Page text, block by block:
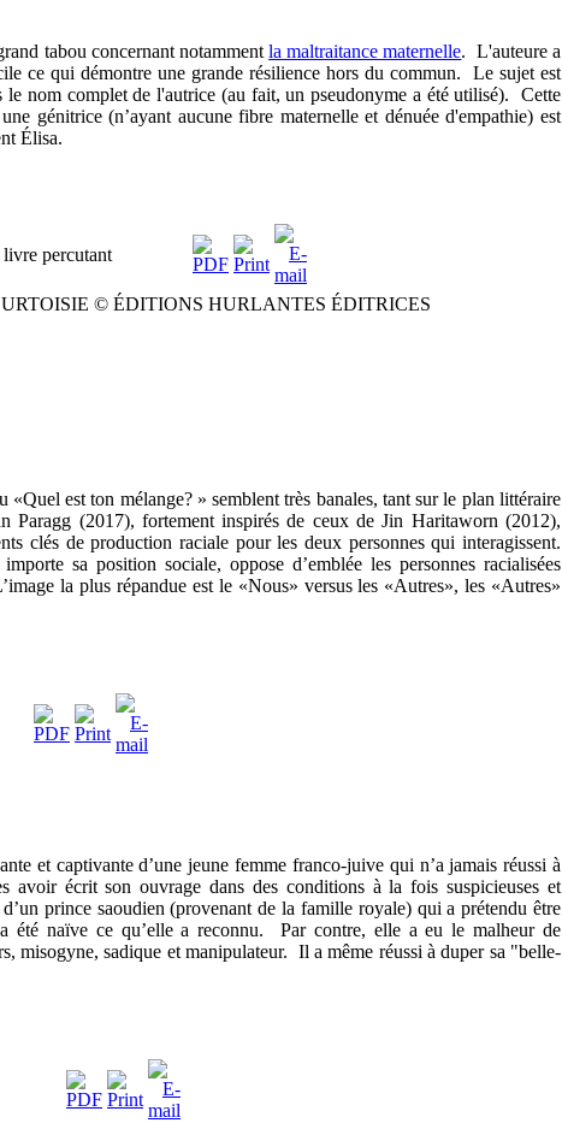
tabou concernant notammentla maltraitance maternelle. L'auteure a
ce qui démontre une grande résilience hors du commun. Le sujet est
nom complet de l'autrice (au fait, un pseudonyme a été utilisé). Cette
génitrice (n’ayant aucune fibre maternelle et dénuée d'empathie) est
Élisa.
percutant
© ÉDITIONS HURLANTES ÉDITRICES
«Quel est ton mélange? » semblent très banales, tant sur le plan littéraire
Paragg (2017), fortement inspirés de ceux de Jin Haritaworn (2012),
clés de production raciale pour les deux personnes qui interagissent.
sa position sociale, oppose d’emblée les personnes racialisées
la plus répandue est le «Nous» versus les «Autres», les «Autres»
et captivante d’une jeune femme franco-juive qui n’a jamais réussi à
avoir écrit son ouvrage dans des conditions à la fois suspicieuses et
prince saoudien (provenant de la famille royale) qui a prétendu être
été naïve ce qu’elle a reconnu. Par contre, elle a eu le malheur de
misogyne, sadique et manipulateur. Il a même réussi à duper sa "belle-